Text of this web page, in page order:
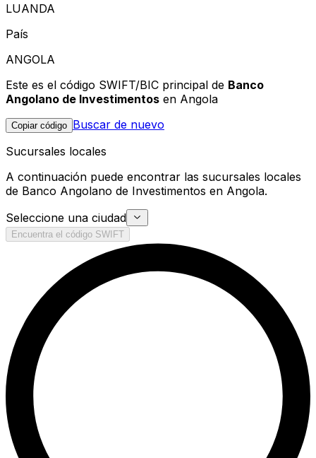
LUANDA
País
ANGOLA
Este es el código SWIFT/BIC principal de Banco
Angolano de Investimentos en Angola
Copiar código Buscar de nuevo
Sucursales locales
A continuación puede encontrar las sucursales locales
de Banco Angolano de Investimentos en Angola.
Seleccione una ciudad
Encuentra el código SWIFT